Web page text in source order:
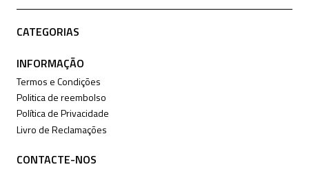
CATEGORIAS
INFORMAÇÃO
Termos e Condições
Politica de reembolso
Política de Privacidade
Livro de Reclamações
CONTACTE-NOS